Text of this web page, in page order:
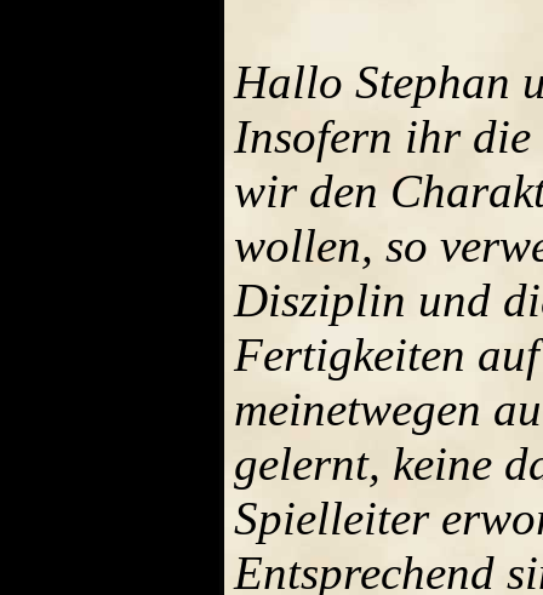
Hallo Stephan
Insofern ihr die
wir den
wollen, so
Disziplin und
Fertigkeiten
meinetwegen
gelernt, keine
Spielleiter
Entsprechend